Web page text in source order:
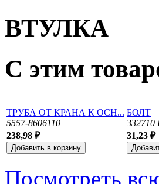
ВТУЛКА
С этим
ТРУБА ОТ КРАНА К ОСН...
5557-8606110
238,98 ₽
БОЛТ
332710
31,23 ₽
Посмотреть